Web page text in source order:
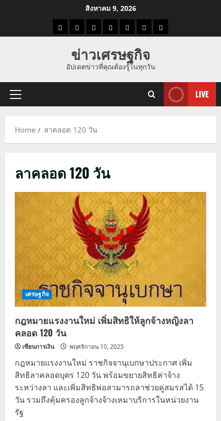
สิงหาคม 9, 2026
ราคาแนว
ราคา
ทอง
ข่าว
นี้
ข่าว
ดูด
ที่
ผู้ชาย
ข่าวเศรษฐกิจ
อัปเดตข่าวที่คุณต้องรู้ในทุกวัน
Primary
LIVE
Home ลาคลอด 120 วัน
ลาคลอด 120 วัน
เศรษฐกิจ
กฎหมายแรงงานใหม่ เพิ่มสิทธิให้ลูกจ้างหญิงลา
คลอด 120 วัน
เซียนการเงิน พฤศจิกายน 10, 2025
กฎหมายแรงงานใหม่ ราชกิจจานุเบกษาประกาศ เพิ่ม
สิทธิลาคลอดบุตร 120 วัน พร้อมขยายสิทธิค่าจ้าง
ระหว่างลา และเพิ่มสิทธิพ่อสามารถลาช่วยคู่สมรสได้ 15
วัน รวมถึงคุ้มครองลูกจ้างจ้างเหมาบริการในหน่วยงาน
รัฐ